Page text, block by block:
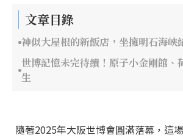
文章目錄
神似大屋根的新飯店，坐擁明石海峽
世博記憶未完待續！原子小金剛館、
生
隨著2025年大阪世博會圓滿落幕，這